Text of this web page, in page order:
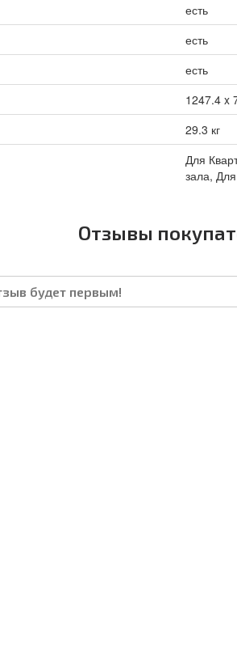
есть
есть
есть
1247.4 x
29.3 кг
Для
зала,
Отзывы
будет первым!